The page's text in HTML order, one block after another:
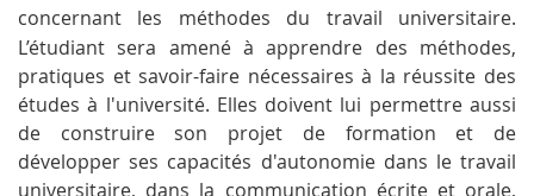
concernant les méthodes du travail universitaire.
L’étudiant sera amené à apprendre des méthodes,
pratiques et savoir-faire nécessaires à la réussite des
études à l'université. Elles doivent lui permettre aussi
de construire son projet de formation et de
développer ses capacités d'autonomie dans le travail
universitaire, dans la communication écrite et orale,